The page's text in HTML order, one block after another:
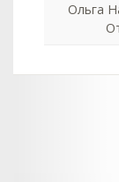
Ольга